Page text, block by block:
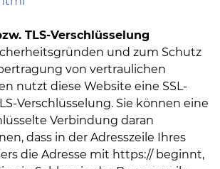
TLS-Verschlüsselung
und zum Schutz
von vertraulichen
nutzt diese Website eine SSL-
Verschlüsselung. Sie können eine
Verbindung daran
dass in der Adresszeile Ihres
die Adresse mit https:// beginnt,